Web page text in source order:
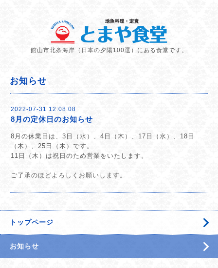
館山市北条海岸（日本の夕陽100選）にある食堂です。
お知らせ
2022-07-31 12:08:08
8月の定休日のお知らせ
8月の休業日は、3日（水）、4日（木）、17日（水）、18日
（木）、25日（木）です。
11日（木）は祝日のため営業をいたします。
ご了承のほどよろしくお願いします。
トップページ
お知らせ